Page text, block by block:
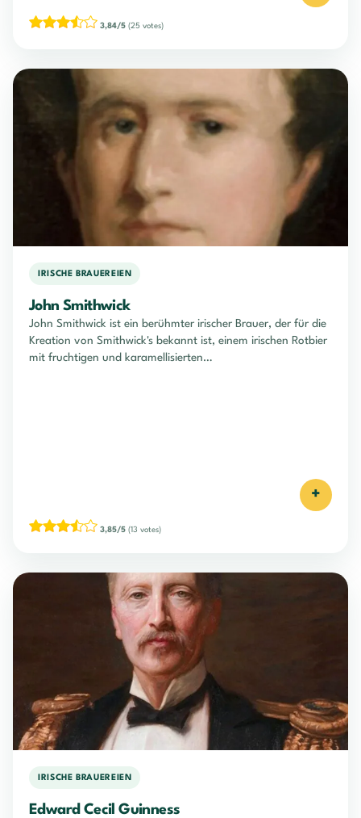
3,84/5 (25 votes)
IRISCHE BRAUEREIEN
John Smithwick
John Smithwick ist ein berühmter irischer Brauer, der für die
Kreation von Smithwick's bekannt ist, einem irischen Rotbier
mit fruchtigen und karamellisierten…
+
3,85/5 (13 votes)
IRISCHE BRAUEREIEN
Edward Cecil Guinness